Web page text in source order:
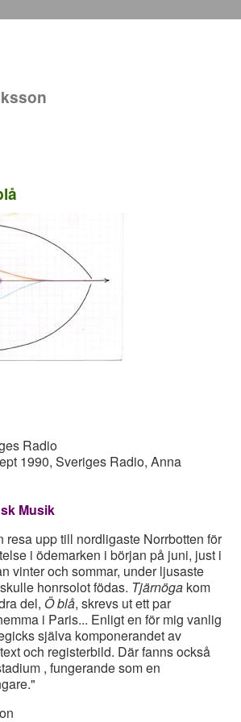
Radio
1990, Sveriges Radio, Anna
Musik
resa upp till nordligaste Norrbotten för
i ödemarken i början på juni, just i
vinter och sommar, under ljusaste
honrsolot födas. Tjärnöga kom
del, Ö blå, skrevs ut ett par
i Paris... Enligt en för mig vanlig
själva komponerandet av
och registerbild. Där fanns också
, fungerande som en